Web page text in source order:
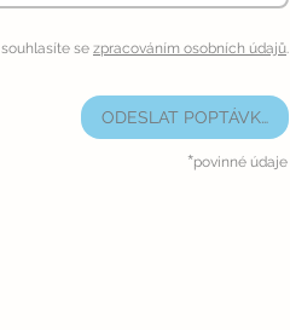
se zpracováním osobních údajů.
ODESLAT POPTÁVKU
*povinné údaje